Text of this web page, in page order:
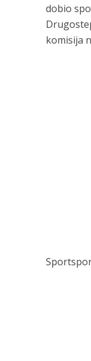
dobio
komisija